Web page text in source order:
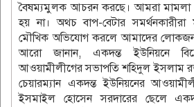
বৈষম্যমুলক আচরন করছে। আমরা মামলা
হয় না। অথচ বাপ-বেটার
মৌখিক অভিযোগ করলে আমাদের
আরো জানান, একদন্ত ইউনিয়নে
আওয়ামীলীগের সভাপতি শহিদুল ইসলাম
চেয়ারম্যান একদন্ত ইউনিয়নের
ইসমাইল হোসেন সরদারের ছেলে